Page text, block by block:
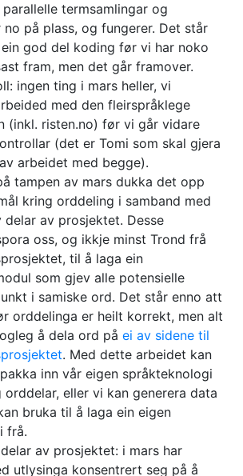
termsamlingar og
på plass, og fungerer. Det står
god del koding før vi har noko
fram, men det går framover.
ingen ting i mars heller, vi
med den fleirspråklege
(inkl. risten.no) før vi går vidare
(det er Tomi som skal gjera
arbeidet med begge).
tampen av mars dukka det opp
kring orddeling i samband med
delar av prosjektet. Desse
oss, og ikkje minst Trond frå
til å laga ein
som gjev alle potensielle
i samiske ord. Det står enno att
orddelinga er heilt korrekt, men alt
å dela ord på ei av sidene til
. Med dette arbeidet kan
inn vår eigen språkteknologi
eller vi kan generera data
bruka til å laga ein eigen
frå.
av prosjektet: i mars har
utlysinga konsentrert seg på å